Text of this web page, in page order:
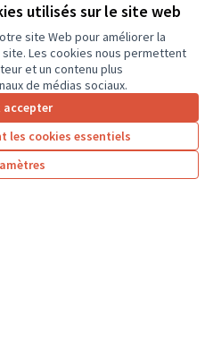
utilisés sur le site web
site Web pour améliorer la
Les cookies nous permettent
et un contenu plus
de médias sociaux.
accepter
les cookies essentiels
d'un véhicule
l'ADMR, ouvert aux +
handicapées du
à domicile
en particulier, aux
local